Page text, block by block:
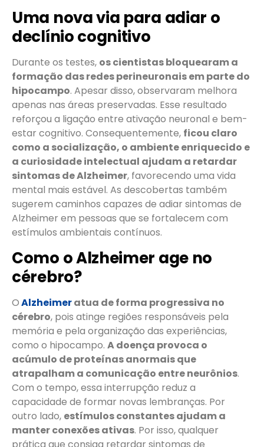
Uma nova via para adiar o
declínio cognitivo
Durante os testes, os cientistas bloquearam a
formação das redes perineuronais em parte do
hipocampo. Apesar disso, observaram melhora
apenas nas áreas preservadas. Esse resultado
reforçou a ligação entre ativação neuronal e bem-
estar cognitivo. Consequentemente, ficou claro
como a socialização, o ambiente enriquecido e
a curiosidade intelectual ajudam a retardar
sintomas de Alzheimer, favorecendo uma vida
mental mais estável. As descobertas também
sugerem caminhos capazes de adiar sintomas de
Alzheimer em pessoas que se fortalecem com
estímulos ambientais contínuos.
Como o Alzheimer age no
cérebro?
OAlzheimeratua de forma progressiva no
cérebro, pois atinge regiões responsáveis pela
memória e pela organização das experiências,
como o hipocampo. A doença provoca o
acúmulo de proteínas anormais que
atrapalham a comunicação entre neurônios.
Com o tempo, essa interrupção reduz a
capacidade de formar novas lembranças. Por
outro lado, estímulos constantes ajudam a
manter conexões ativas. Por isso, qualquer
prática que consiga retardar sintomas de